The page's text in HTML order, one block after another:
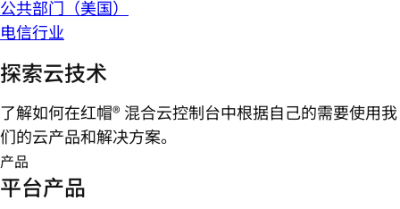
公共部门（美国）
电信行业
探索云技术
了解如何在红帽® 混合云控制台中根据自己的需要使用我
们的云产品和解决方案。
产品
平台产品